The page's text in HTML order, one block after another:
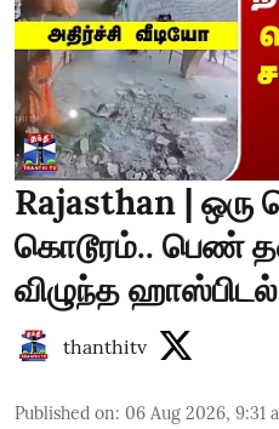
Rajasthan | ஒரு
கொடூரம்.. பெண்
விழுந்த
thanthitv
Published on: 06 Aug 2026, 9:31